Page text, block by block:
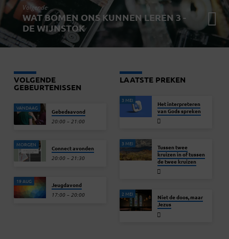
Volgende
WAT BOMEN ONS KUNNEN LEREN 3 -
DE WIJNSTOK
VOLGENDE
GEBEURTENISSEN
VANDAAG Gebedsavond
20:00 – 21:00
MORGEN Connect avonden
20:00 – 21:30
19 AUG Jeugdavond
17:00 – 20:00
LAATSTE PREKEN
3 MEI
Het interpreteren
van Gods spreken
3 MEI
Tussen twee
kruizen in of tussen
de twee kruizen
2 MEI
Niet de doos, maar
Jezus